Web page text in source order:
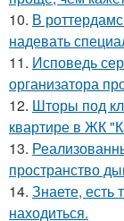
10. В
надевать
11. Исповедь
организатора
12. Шторы под
квартире в ЖК
13.
пространство
14. Знаете, есть
находиться.